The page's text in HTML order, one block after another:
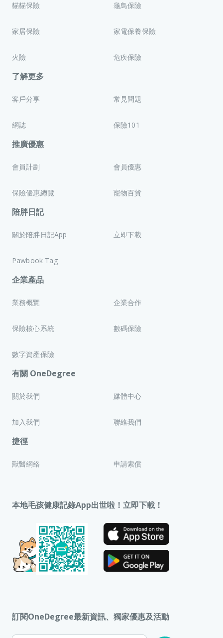
貓貓保險 龜鳥保險
家居保險 家電保養保險
火險 危疾保險
了解更多
客戶分享 常見問題
網誌 保險101
推廣優惠
會員計劃 會員優惠
保險優惠總覽 寵物百貨
陪胖日記
關於陪胖日記App 立即下載
Pawbook Tag
企業產品
業務概覽 企業合作
保險核心系統 數碼保險
數字資產保險
有關 OneDegree
關於我們 媒體中心
加入我們 聯絡我們
捷徑
獸醫網絡 申請索償
本地毛孩健康記錄App出世啦！立即下載！
訂閱OneDegree最新資訊、獨家優惠及活動